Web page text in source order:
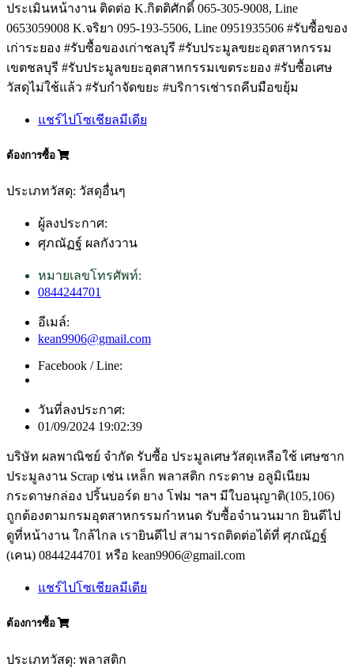
ประเมินหน้างาน ติดต่อ K.กิตติศักดิ์ 065-305-9008, Line
0653059008 K.จริยา 095-193-5506, Line 0951935506 #รับซื้อของ
เก่าระยอง #รับซื้อของเก่าชลบุรี #รับประมูลขยะอุตสาหกรรม
เขตชลบุรี #รับประมูลขยะอุตสาหกรรมเขตระยอง #รับซื้อเศษ
วัสดุไม่ใช้แล้ว #รับกำจัดขยะ #บริการเช่ารถคีบมือขยุ้ม
แชร์ไปโซเชียลมีเดีย
ต้องการซื้อ
ประเภทวัสดุ: วัสดุอื่นๆ
ผู้ลงประกาศ:
ศุภณัฏฐ์ ผลกังวาน
หมายเลขโทรศัพท์:
0844244701
อีเมล์:
kean9906@gmail.com
Facebook / Line:
วันที่ลงประกาศ:
01/09/2024 19:02:39
บริษัท ผลพาณิชย์ จำกัด รับซื้อ ประมูลเศษวัสดุเหลือใช้ เศษซาก
ประมูลงาน Scrap เช่น เหล็ก พลาสติก กระดาษ อลูมิเนียม
กระดาษกล่อง ปริ้นบอร์ด ยาง โฟม ฯลฯ มีใบอนุญาติ(105,106)
ถูกต้องตามกรมอุตสาหกรรมกำหนด รับซื้อจำนวนมาก ยินดีไป
ดูที่หน้างาน ใกล้ไกล เรายินดีไป สามารถติดต่อได้ที่ ศุภณัฏฐ์
(เคน) 0844244701 หรือ kean9906@gmail.com
แชร์ไปโซเชียลมีเดีย
ต้องการซื้อ
ประเภทวัสดุ: พลาสติก